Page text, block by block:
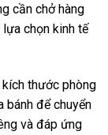
cần chở hàng
lựa chọn kinh tế
thước phòng
bánh để chuyển
và đáp ứng